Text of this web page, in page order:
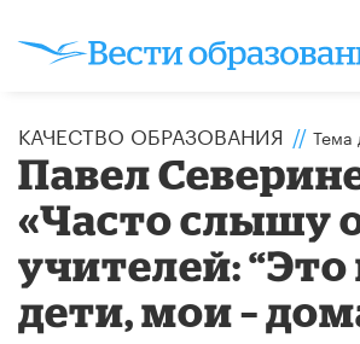
КАЧЕСТВО ОБРАЗОВАНИЯ // Тема
Павел
«Часто слышу
учителей:
дети, мои –